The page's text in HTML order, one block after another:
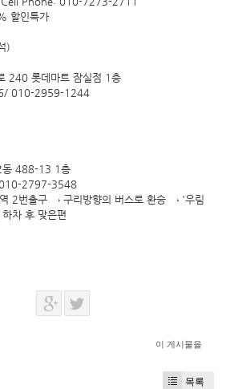
할인특가
)
240 롯데마트 잠실점 1층
010-2959-1244
동 488-13 1층
2797-3548
2번출구 → 구리방향의 버스로 환승 → '우림
차 후 맞은편
이 게시물을
목록